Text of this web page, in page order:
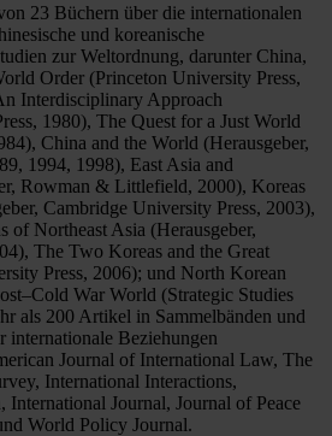
23 Büchern über die internationalen
und koreanische
zur Weltordnung, darunter China,
Order (Princeton University Press,
Interdisciplinary Approach
1980), The Quest for a Just World
China and the World (Herausgeber,
1994, 1998), East Asia and
Rowman & Littlefield, 2000), Koreas
Cambridge University Press, 2003),
of Northeast Asia (Herausgeber,
The Two Koreas and the Great
Press, 2006); und North Korean
War World (Strategic Studies
als 200 Artikel in Sammelbänden und
internationale Beziehungen
Journal of International Law, The
International Interactions,
International Journal, Journal of Peace
World Policy Journal.